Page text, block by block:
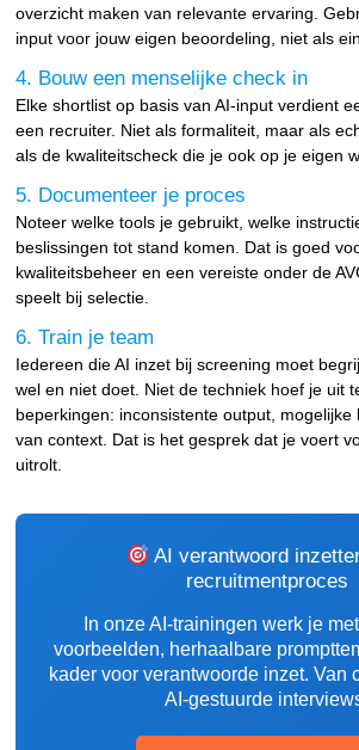
overzicht maken van relevante ervaring.
input voor jouw eigen beoordeling, niet als
4. Bouw een menselijke check in
Elke shortlist op basis van AI-input verdient
een recruiter. Niet als formaliteit, maar als
als de kwaliteitscheck die je ook op je eigen
5. Documenteer je proces
Noteer welke tools je gebruikt, welke
beslissingen tot stand komen. Dat is goed
kwaliteitsbeheer en een vereiste onder de
speelt bij selectie.
6. Train je team
Iedereen die AI inzet bij screening moet
wel en niet doet. Niet de techniek hoef je uit
beperkingen: inconsistente output, mogelijke
van context. Dat is het gesprek dat je voert
uitrolt.
AI verantwoord
recruitmentproces
In onze AI-trainingen werk je
voorbeelden, herhaalbare
kader voor verantwoorde inzet. Van
AI-gestuurde